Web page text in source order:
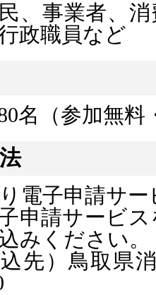
、事業者、
政職員など
名（参加無料
電子申請サ
請サービス
みください。
先）鳥取県